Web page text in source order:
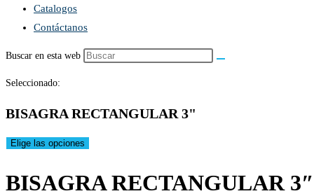
Catalogos
Contáctanos
Buscar en esta web
Seleccionado:
BISAGRA RECTANGULAR 3"
Elige las opciones
BISAGRA RECTANGULAR 3″